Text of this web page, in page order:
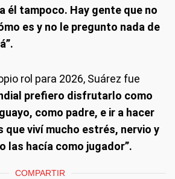
él tampoco. Hay gente que no
es y no le pregunto nada de
rol para 2026, Suárez fue
prefiero disfrutarlo como
como padre, e ir a hacer
que viví mucho estrés, nervio y
las hacía como jugador”.
COMPARTIR